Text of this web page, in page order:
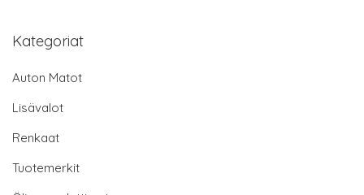
Kategoriat
Auton Matot
Lisävalot
Renkaat
Tuotemerkit